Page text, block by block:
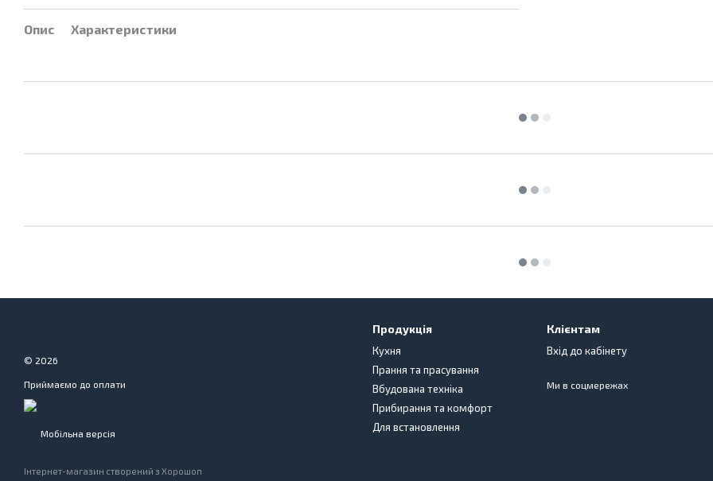
Опис Характеристики
© 2026
Приймаємо до оплати
Мобільна версія
Інтернет-магазин створений з Хорошоп
Продукція
Кухня
Прання та прасування
Вбудована техніка
Прибирання та комфорт
Для встановлення
Клієнтам
Вхід до кабінету
Ми в соцмережах